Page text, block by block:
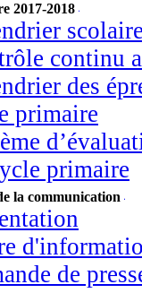
2017-2018
scolaire
continu
des
primaire
primaire
la communication
de